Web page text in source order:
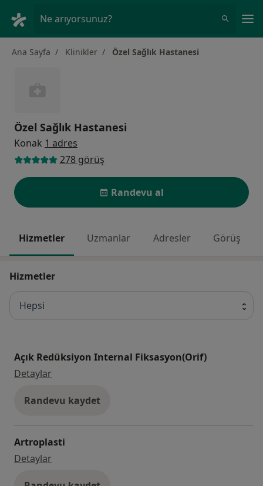
Ne arıyorsunuz?
Ana Sayfa Klinikler Özel Sağlık Hastanesi
Özel Sağlık Hastanesi
Konak 1 adres
278 görüş
Randevu al
Hizmetler Uzmanlar Adresler Görüş
Hizmetler
Hepsi
Açık Redüksiyon Internal Fiksasyon(Orif)
DetaylarAçık Redüksiyon Internal Fiksasyon(Orif)
Randevu kaydet
Artroplasti
DetaylarArtroplasti